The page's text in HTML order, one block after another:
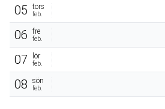
05 tors
feb.
06 fre
feb.
07 lör
feb.
08 sön
feb.